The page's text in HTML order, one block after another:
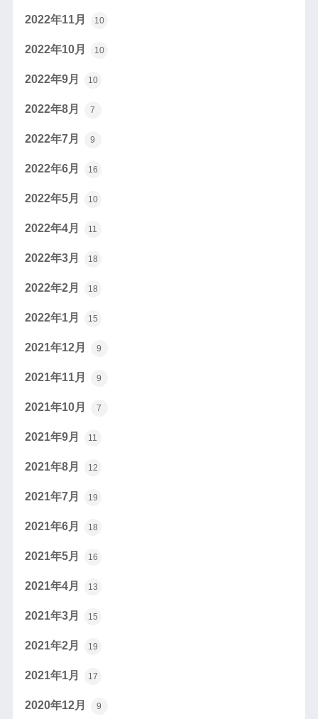
2022年11月 10
2022年10月 10
2022年9月 10
2022年8月 7
2022年7月 9
2022年6月 16
2022年5月 10
2022年4月 11
2022年3月 18
2022年2月 18
2022年1月 15
2021年12月 9
2021年11月 9
2021年10月 7
2021年9月 11
2021年8月 12
2021年7月 19
2021年6月 18
2021年5月 16
2021年4月 13
2021年3月 15
2021年2月 19
2021年1月 17
2020年12月 9